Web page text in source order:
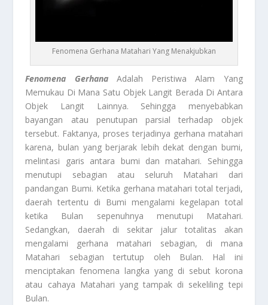
Fenomena Gerhana Matahari Yang Menakjubkan
Fenomena GerhanaAdalah Peristiwa Alam Yang
Memukau Di Mana Satu Objek Langit Berada Di Antara
Objek Langit Lainnya. Sehingga menyebabkan
bayangan atau penutupan parsial terhadap objek
tersebut. Faktanya, proses terjadinya gerhana matahari
karena, bulan yang berjarak lebih dekat dengan bumi,
melintasi garis antara bumi dan matahari. Sehingga
menutupi sebagian atau seluruh Matahari dari
pandangan Bumi. Ketika gerhana matahari total terjadi,
daerah tertentu di Bumi mengalami kegelapan total
ketika Bulan sepenuhnya menutupi Matahari.
Sedangkan, daerah di sekitar jalur totalitas akan
mengalami gerhana matahari sebagian, di mana
Matahari sebagian tertutup oleh Bulan. Hal ini
menciptakan fenomena langka yang di sebut korona
atau cahaya Matahari yang tampak di sekeliling tepi
Bulan.